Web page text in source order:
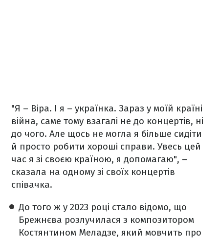
"Я – Віра. І я – українка. Зараз у моїй країні
війна, саме тому взагалі не до концертів, ні
до чого. Але щось не могла я більше сидіти
й просто робити хороші справи. Увесь цей
час я зі своєю країною, я допомагаю", –
сказала на одному зі своїх концертів
співачка.
До того ж у 2023 році стало відомо, що
Брежнєва розлучилася з композитором
Костянтином Меладзе, який мовчить про